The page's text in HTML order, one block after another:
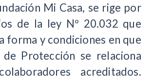
Mi Casa, se rige por
de la ley Nº 20.032 que
forma y condiciones en que
Protección se relaciona
acreditados.